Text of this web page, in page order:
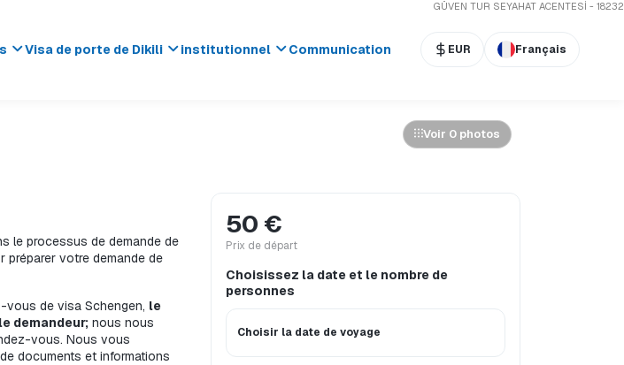
GÜVEN TUR SEYAHAT ACENTESİ - 18232
Visa de porte de Dikili institutionnel Communication EUR Français
Voir 0 photos
le processus de demande de
votre demande de
vous de visa Schengen, le
demandeur; nous nous
vous. Nous vous
documents et informations
50 €
Prix ​​de départ
Choisissez la date et le nombre de
personnes
Choisir la date de voyage